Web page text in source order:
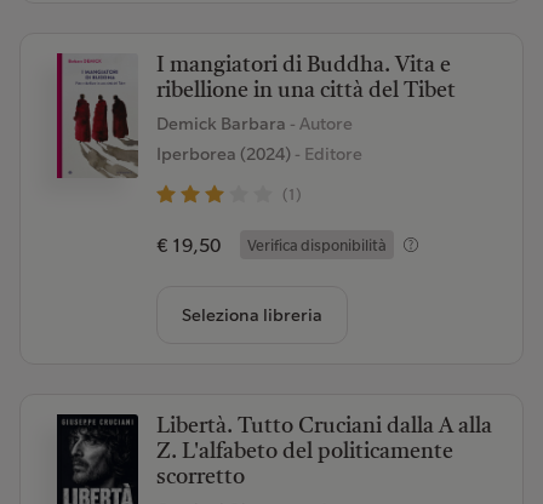
I mangiatori di Buddha. Vita e
ribellione in una città del Tibet
Demick Barbara - Autore
Iperborea (2024)- Editore
(1)
€ 19,50 Verifica disponibilità
Seleziona libreria
Libertà. Tutto Cruciani dalla A alla
Z. L'alfabeto del politicamente
scorretto